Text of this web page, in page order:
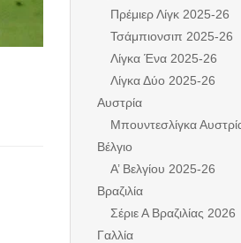
Πρέμιερ Λίγκ 2025-26
Τσάμπιονσιπ 2025-26
Λίγκα Ένα 2025-26
Λίγκα Δύο 2025-26
Αυστρία
Μπουντεσλίγκα
Βέλγιο
Α’ Βελγίου 2025-26
Βραζιλία
Σέριε Α Βραζιλίας 2026
Γαλλία